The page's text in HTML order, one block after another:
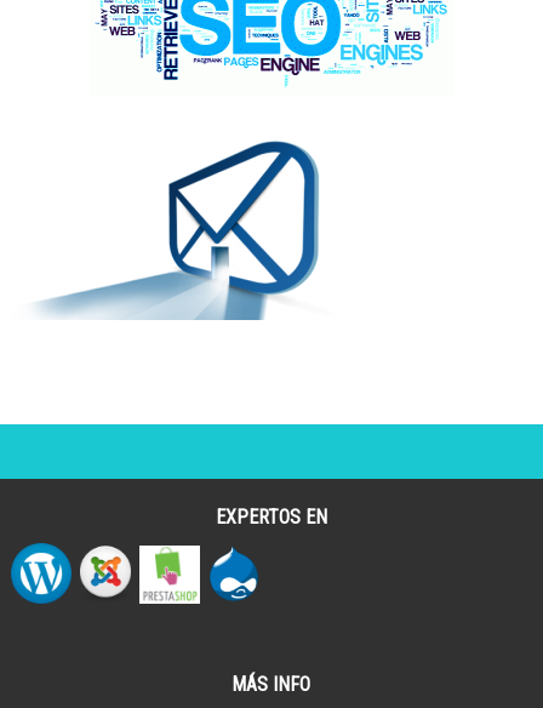
EXPERTOS EN
MÁS INFO